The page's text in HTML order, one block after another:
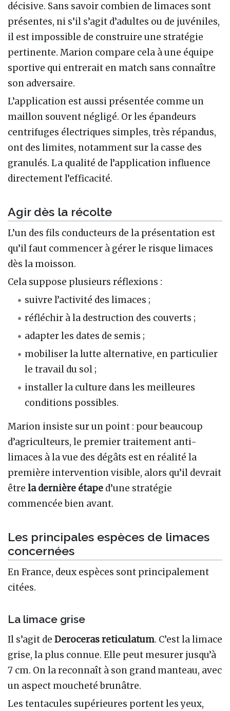
décisive. Sans savoir combien de limaces sont
présentes, ni s’il s’agit d’adultes ou de juvéniles,
il est impossible de construire une stratégie
pertinente. Marion compare cela à une équipe
sportive qui entrerait en match sans connaître
son adversaire.
L’application est aussi présentée comme un
maillon souvent négligé. Or les épandeurs
centrifuges électriques simples, très répandus,
ont des limites, notamment sur la casse des
granulés. La qualité de l’application influence
directement l’efficacité.
Agir dès la récolte
L’un des fils conducteurs de la présentation est
qu’il faut commencer à gérer le risque limaces
dès la moisson.
Cela suppose plusieurs réflexions :
suivre l’activité des limaces ;
réfléchir à la destruction des couverts ;
adapter les dates de semis ;
mobiliser la lutte alternative, en particulier
le travail du sol ;
installer la culture dans les meilleures
conditions possibles.
Marion insiste sur un point : pour beaucoup
d’agriculteurs, le premier traitement anti-
limaces à la vue des dégâts est en réalité la
première intervention visible, alors qu’il devrait
être la dernière étape d’une stratégie
commencée bien avant.
Les principales espèces de limaces
concernées
En France, deux espèces sont principalement
citées.
La limace grise
Il s’agit de Deroceras reticulatum. C’est la limace
grise, la plus connue. Elle peut mesurer jusqu’à
7 cm. On la reconnaît à son grand manteau, avec
un aspect moucheté brunâtre.
Les tentacules supérieures portent les yeux,